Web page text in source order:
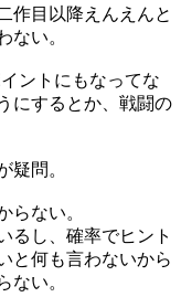
作目以降えんえんと
ない。
ントにもなってな
にするとか、戦闘の
疑問。
らない。
るし、確率でヒント
と何も言わないから
ない。